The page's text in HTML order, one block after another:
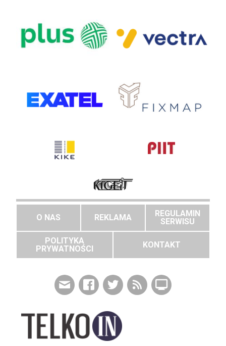
O NAS REKLAMA
REGULAMIN
SERWISU
POLITYKA
PRYWATNOŚCI
KONTAKT